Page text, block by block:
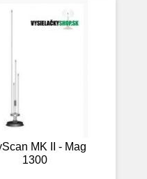
MK II - Mag
1300